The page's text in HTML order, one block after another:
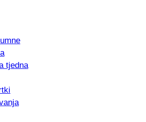
otkrio kako je nastajala
tanje i izdržljivije preklopne
tjedna